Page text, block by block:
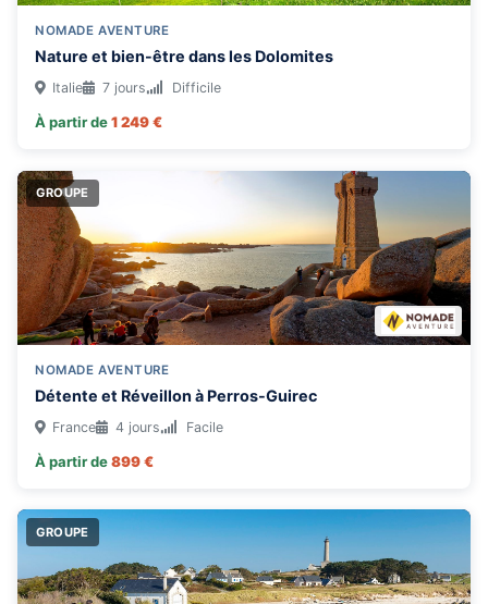
NOMADE AVENTURE
Nature et bien-être dans les Dolomites
Italie 7 jours Difficile
À partir de1 249 €
GROUPE
NOMADE AVENTURE
Détente et Réveillon à Perros-Guirec
France 4 jours Facile
À partir de899 €
GROUPE